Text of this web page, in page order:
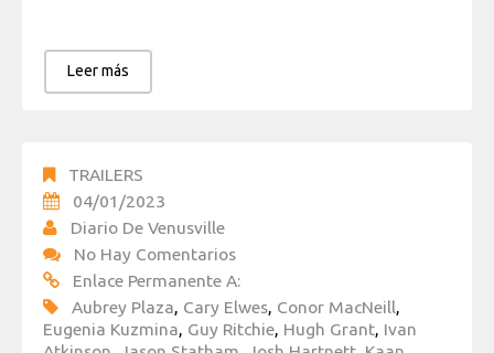
Leer más
TRAILERS
04/01/2023
Diario De Venusville
No Hay Comentarios
Enlace Permanente A:
Aubrey Plaza, Cary Elwes, Conor MacNeill,
Eugenia Kuzmina, Guy Ritchie, Hugh Grant, Ivan